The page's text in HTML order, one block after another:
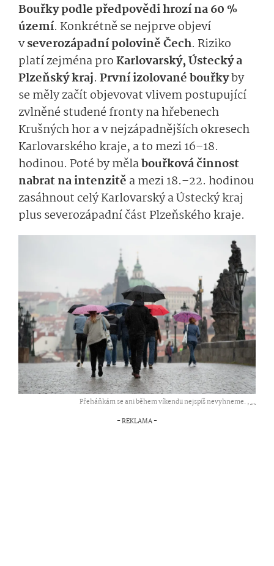
Bouřky podle předpovědi hrozí na 60 %
území. Konkrétně se nejprve objeví
vseverozápadní polovině Čech. Riziko
platí zejména proKarlovarský, Ústecký a
Plzeňský kraj. První izolované bouřkyby
se měly začít objevovat vlivem postupující
zvlněné studené fronty na hřebenech
Krušných hor a v nejzápadnějších okresech
Karlovarského kraje, a to mezi 16–18.
hodinou. Poté by mělabouřková činnost
nabrat na intenzitě a mezi 18.–22. hodinou
zasáhnout celý Karlovarský a Ústecký kraj
plus severozápadní část Plzeňského kraje.
Přeháňkám se ani během víkendu nejspíš nevyhneme. ,...